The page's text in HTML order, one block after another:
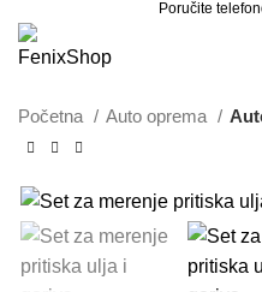
Poručite
Početna Auto oprema